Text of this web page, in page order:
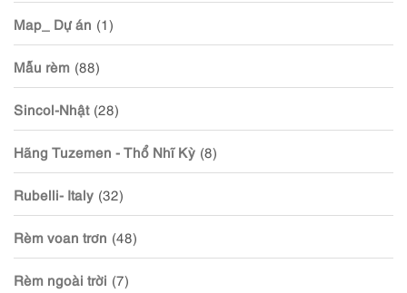
Map_ Dự án (1)
Mẫu rèm (88)
Sincol-Nhật (28)
Hãng Tuzemen - Thổ Nhĩ Kỳ (8)
Rubelli- Italy (32)
Rèm voan trơn (48)
Rèm ngoài trời (7)